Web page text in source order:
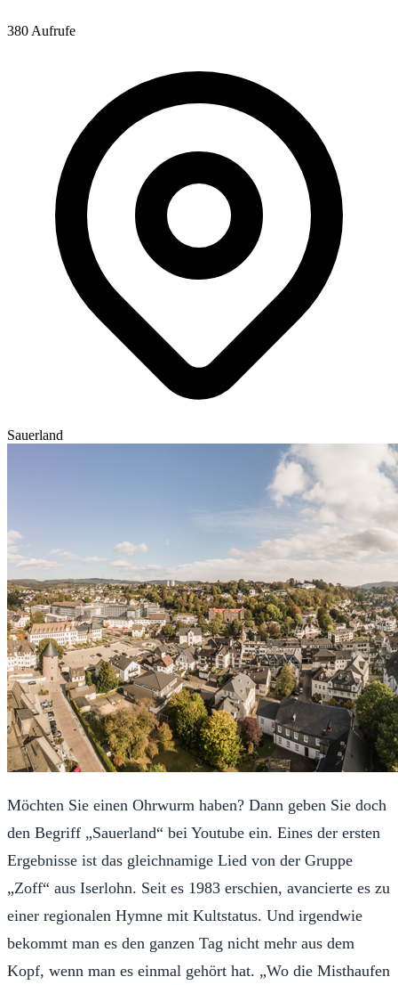
380 Aufrufe
Sauerland
Möchten Sie einen Ohrwurm haben? Dann geben Sie doch
den Begriff „Sauerland“ bei Youtube ein. Eines der ersten
Ergebnisse ist das gleichnamige Lied von der Gruppe
„Zoff“ aus Iserlohn. Seit es 1983 erschien, avancierte es zu
einer regionalen Hymne mit Kultstatus. Und irgendwie
bekommt man es den ganzen Tag nicht mehr aus dem
Kopf, wenn man es einmal gehört hat. „Wo die Misthaufen